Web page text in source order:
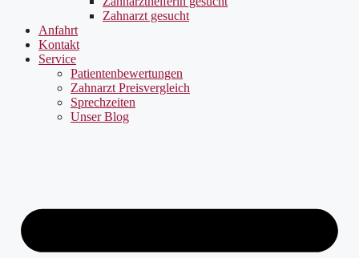
Zahnarzt gesucht
Anfahrt
Kontakt
Service
Patientenbewertungen
Zahnarzt Preisvergleich
Sprechzeiten
Unser Blog